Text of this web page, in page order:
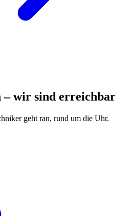
– wir sind erreichbar
geht ran, rund um die Uhr.